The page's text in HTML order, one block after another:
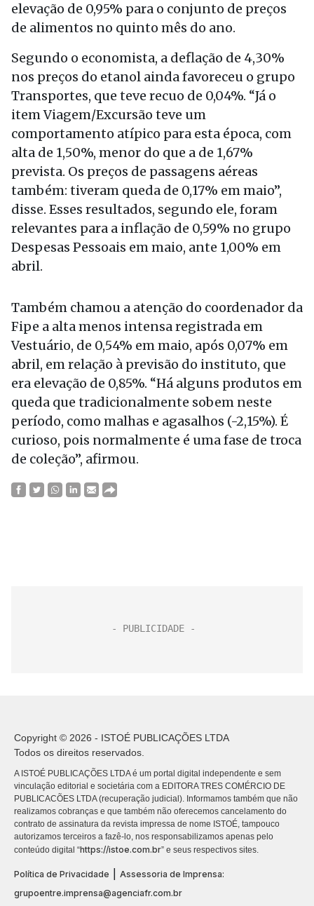
elevação de 0,95% para o conjunto de preços
de alimentos no quinto mês do ano.
Segundo o economista, a deflação de 4,30%
nos preços do etanol ainda favoreceu o grupo
Transportes, que teve recuo de 0,04%. “Já o
item Viagem/Excursão teve um
comportamento atípico para esta época, com
alta de 1,50%, menor do que a de 1,67%
prevista. Os preços de passagens aéreas
também: tiveram queda de 0,17% em maio”,
disse. Esses resultados, segundo ele, foram
relevantes para a inflação de 0,59% no grupo
Despesas Pessoais em maio, ante 1,00% em
abril.
Também chamou a atenção do coordenador da
Fipe a alta menos intensa registrada em
Vestuário, de 0,54% em maio, após 0,07% em
abril, em relação à previsão do instituto, que
era elevação de 0,85%. “Há alguns produtos em
queda que tradicionalmente sobem neste
período, como malhas e agasalhos (-2,15%). É
curioso, pois normalmente é uma fase de troca
de coleção”, afirmou.
Copyright © 2026 - ISTOÉ PUBLICAÇÕES LTDA
Todos os direitos reservados.
A ISTOÉ PUBLICAÇÕES LTDA é um portal digital independente e sem
vinculação editorial e societária com a EDITORA TRES COMÉRCIO DE
PUBLICACÕES LTDA (recuperação judicial). Informamos também que não
realizamos cobranças e que também não oferecemos cancelamento do
contrato de assinatura da revista impressa de nome ISTOÉ, tampouco
autorizamos terceiros a fazê-lo, nos responsabilizamos apenas pelo
conteúdo digital “https://istoe.com.br” e seus respectivos sites.
Política de Privacidade
Assessoria de Imprensa:
grupoentre.imprensa@agenciafr.com.br